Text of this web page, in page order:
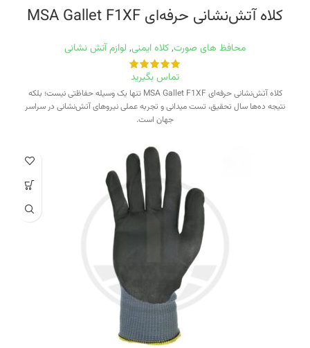
کلاه آتش‌نشانی حرفه‌ای MSA Gallet F1XF
محافظ های صورت,کلاه ایمنی, لوازم آتش نشانی
تماس بگیرید
کلاه آتش‌نشانی حرفه‌ای MSA Gallet F1XF تنها یک وسیله حفاظتی نیست؛ بلکه
نتیجه ده‌ها سال تحقیق، تست میدانی و تجربه عملی نیروهای آتش‌نشانی در سراسر
جهان است.